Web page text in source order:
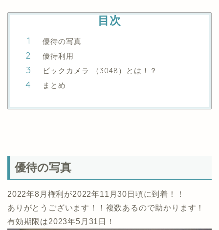
目次
優待の写真
優待利用
ビックカメラ （3048）とは！？
まとめ
優待の写真
2022年8月権利が2022年11月30日頃に到着！！
ありがとうございます！！複数あるので助かります！
有効期限は2023年5月31日！